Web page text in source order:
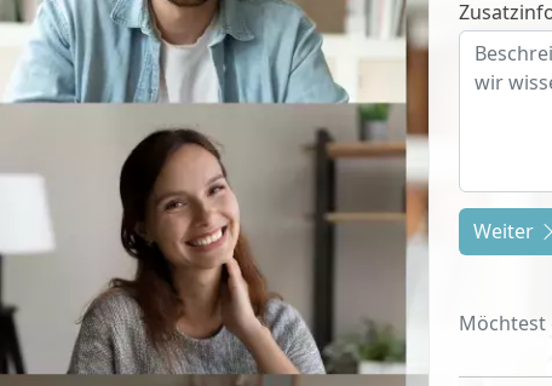
Weiter
Möchtest